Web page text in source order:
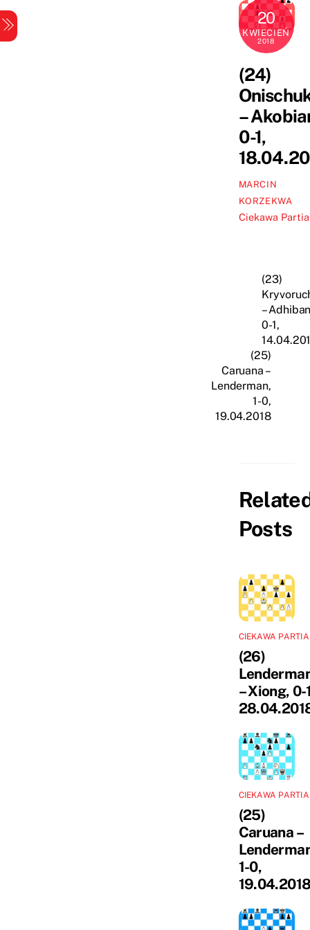
Skip
to
content
20
KWIECIEŃ
2018
(24)
–
0-1,
MARCIN
KORZEKWA
Ciekawa Partia
(23)
–
0-1,
(25)
Caruana –
Lenderman,
1-0,
19.04.2018
Posts
CIEKAWA PARTIA
(26)
– Xiong, 0-
CIEKAWA PARTIA
(25)
Caruana –
1-0,